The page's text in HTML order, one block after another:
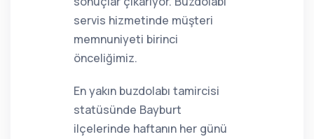
servis hizmetinde müşteri
memnuniyeti birinci
önceliğimiz.
En yakın buzdolabı tamircisi
statüsünde Bayburt
ilçelerinde haftanın her günü